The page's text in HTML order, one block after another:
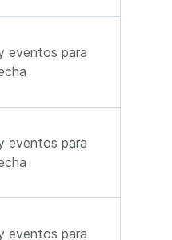
eventos para
eventos para
eventos para